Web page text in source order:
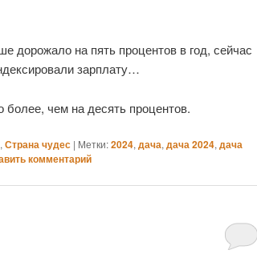
дорожало на пять процентов в год, сейчас
зарплату…
более, чем на десять процентов.
, Страна чудес | Метки:2024, дача, дача 2024, дача
комментарий